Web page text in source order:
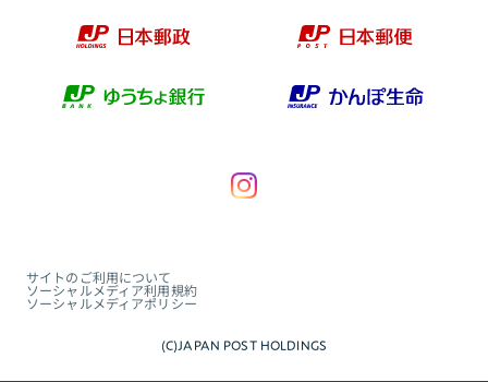
サイトのご利用について
ソーシャルメディア利用規約
ソーシャルメディアポリシー
(C)JAPAN POST HOLDINGS